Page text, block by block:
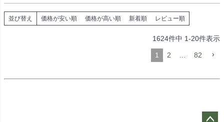
並び替え 価格が安い順 価格が高い順 新着順 レビュー順
1624件中 1-20件表示
1 2 82